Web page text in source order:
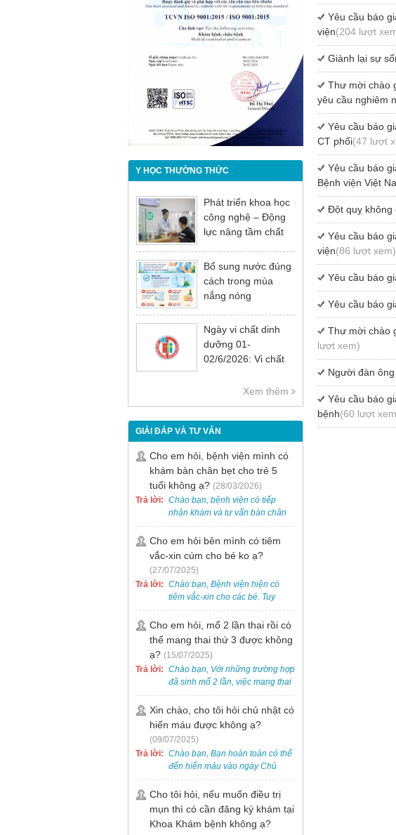
Y HỌC THƯỜNG THỨC
Phát triển khoa học
công nghệ – Động
lực nâng tầm chất
bệnh
Bổ sung nước đúng
cách trong mùa
nắng nóng
Ngày vi chất dinh
dưỡng 01-
02/6/2026: Vi chất
thiết cho sự phát
Xem thêm
GIẢI ĐÁP VÀ TƯ VẤN
Cho em hỏi, bệnh viện mình có
khám bàn chân bẹt cho trẻ 5
tuổi không ạ? (28/03/2026)
Trả lời: Chào bạn, bệnh viện có tiếp
nhận khám và tư vấn bàn chân
bẹt cho trẻ em, bao gồm cả trẻ 5
tuổi. Bạn có thể đưa bé đến
Khoa Khám bệnh của bệnh viện
để được bác sĩ chuyên khoa
thăm khám. Ngoài ra, để thuận
tiện hơn, bạn có thể đặt lịch
khám trước qua số điện thoại:
0988 270 115. Nếu cần hỗ trợ
thêm, vui lòng liên hệ qua Zalo
hoặc Fanpage Bệnh viện Việt
Nam - Thụy Điển Uông Bí.
Cho em hỏi bên mình có tiêm
vắc-xin cúm cho bé ko ạ?
(27/07/2025)
Trả lời: Chào bạn, Bệnh viện hiện có
tiêm vắc-xin cho các bé. Tuy
nhiên, các loại vắc-xin thường về
theo từng đợt, không phải lúc
nào cũng có sẵn.
Cho em hỏi, mổ 2 lần thai rồi có
thể mang thai thứ 3 được không
ạ? (15/07/2025)
Trả lời: Chào bạn, Với những trường hợp
đã sinh mổ 2 lần, việc mang thai
lần 3 vẫn có thể thực hiện được.
Tại Bệnh viện, chúng tôi đã tiếp
nhận và hỗ trợ nhiều thai phụ có
nhu cầu tương tự.
Xin chào, cho tôi hỏi chủ nhật có
hiến máu được không ạ?
(09/07/2025)
Trả lời: Chào bạn, Bạn hoàn toàn có thể
đến hiến máu vào ngày Chủ
Nhật.
Cho tôi hỏi, nếu muốn điều trị
mụn thì có cần đăng ký khám tại
Khoa Khám bệnh không ạ?
Yêu cầu báo
viện(204 lượt
Giành lại sự
Thư mời chào
yêu cầu nghiêm
Yêu cầu báo
CT phổi(47 lượt
Yêu cầu báo
Bệnh viện Việt
Đột quỵ không
Yêu cầu báo
viện(86 lượt xem)
Yêu cầu báo
Yêu cầu báo
Thư mời chào
lượt xem)
Người đàn
Yêu cầu báo
bệnh(60 lượt